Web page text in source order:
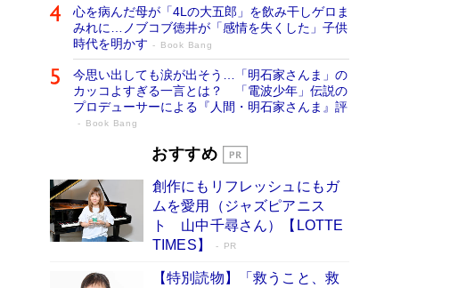
心を病んだ母が「4Lの大五郎」を飲み干しゲロま
みれに…ノブコブ徳井が「感情を失くした」子供
時代を明かす
Book Bang
今思い出しても涙が出そう…「明石家さんま」の
カッコよすぎる一言とは？ 「電波少年」伝説の
プロデューサーによる『人間・明石家さんま』評
Book Bang
「宇宙兄弟」最終46巻がベストセラー1
物語に幕 特装版には「宇宙で描かれたマ
ンガ」も収録
Book Bang
美輪明宏 晩年の回答を集めた『ほほえんで生き
るための人生相談』がランクイン［エンターテイ
メントベストセラー］
Book Bang
おすすめ
創作にもリフレッシュにもガ
ムを愛用（ジャズピアニス
ト 山中千尋さん）【LOTTE
TIMES】
PR
【特別読物】「救うこと、救